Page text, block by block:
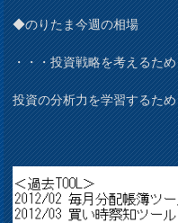
◆のりたま今週の相場
・・・投資戦略を考えるため
投資の分析力を学習するため